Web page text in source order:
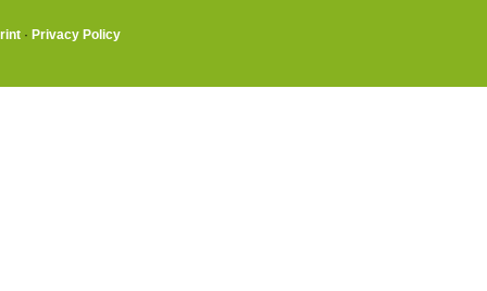
· Privacy Policy